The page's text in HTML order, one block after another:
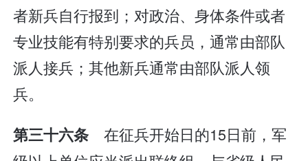
者新兵自行报到；对政治、身体条件或者
专业技能有特别要求的兵员，通常由部队
派人接兵；其他新兵通常由部队派人领
兵。
第三十六条 在征兵开始日的15日前，军